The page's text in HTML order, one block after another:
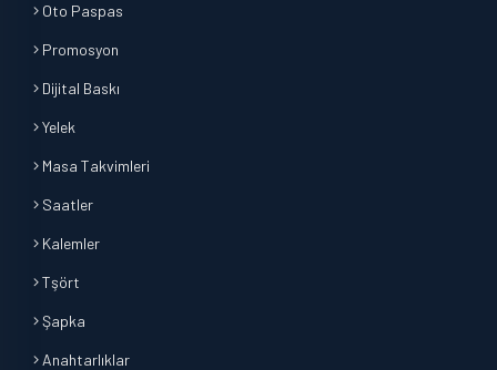
Oto Paspas
Promosyon
Dijital Baskı
Yelek
Masa Takvimleri
Saatler
Kalemler
Tşört
Şapka
Anahtarlıklar